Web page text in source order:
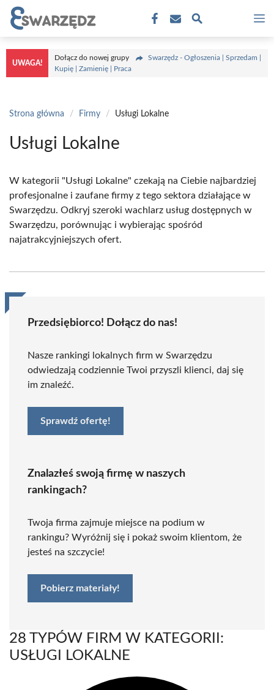
Przejdź
treści
UWAGA!
Dołącz do nowej grupy
Swarzędz - Ogłoszenia | Sprzedam |
Kupię | Zamienię | Praca
Strona główna / Firmy / Usługi Lokalne
Usługi Lokalne
W kategorii "Usługi Lokalne" czekają na Ciebie najbardziej
profesjonalne i zaufane firmy z tego sektora działające w
Swarzędzu. Odkryj szeroki wachlarz usług dostępnych w
Swarzędzu, porównując i wybierając spośród
najatrakcyjniejszych ofert.
Przedsiębiorco! Dołącz do nas!
Nasze rankingi lokalnych firm w Swarzędzu
odwiedzają codziennie Twoi przyszli klienci, daj się
im znaleźć.
Sprawdź ofertę!
Znalazłeś swoją firmę w naszych
rankingach?
Twoja firma zajmuje miejsce na podium w
rankingu? Wyróżnij się i pokaż swoim klientom, że
jesteś na szczycie!
Pobierz materiały!
28 TYPÓW FIRM W KATEGORII:
USŁUGI LOKALNE